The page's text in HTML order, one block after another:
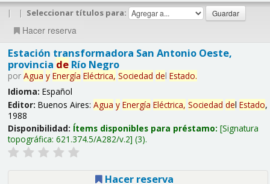
| | Seleccionar títulos para:
Hacer reserva
Estación transformadora San Antonio Oeste,
provincia deRío Negro
por Agua y Energía Eléctrica, Sociedad del Estado.
Idioma: Español
Editor: Buenos Aires: Agua y Energía Eléctrica, Sociedad del Estado,
1988
Disponibilidad: Ítems disponibles para préstamo: Signatura
topográfica: 621.374.5/A282/v.2 (3).
Hacer reserva